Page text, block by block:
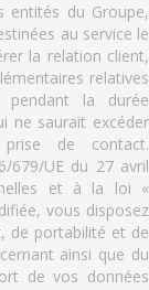
entités du Groupe,
au service le
la relation client,
relatives
pendant la durée
ne saurait excéder
de contact.
679/UE du 27 avril
et à la loi «
vous disposez
de portabilité et de
ainsi que du
de vos données